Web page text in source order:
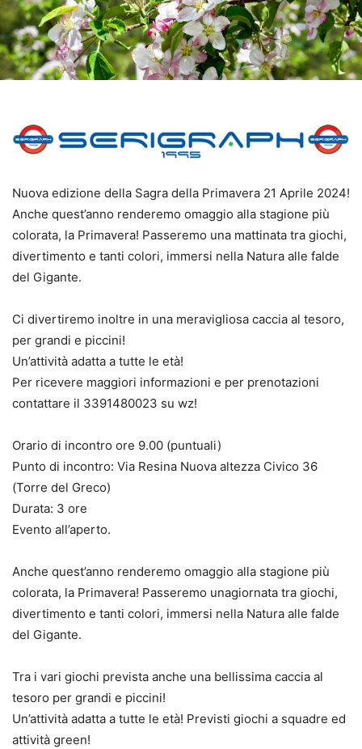
Nuova edizione della Sagra della Primavera 21 Aprile 2024!
Anche quest’anno renderemo omaggio alla stagione più
colorata, la Primavera! Passeremo una mattinata tra giochi,
divertimento e tanti colori, immersi nella Natura alle falde
del Gigante.
Ci divertiremo inoltre in una meravigliosa caccia al tesoro,
per grandi e piccini!
Un’attività adatta a tutte le età!
Per ricevere maggiori informazioni e per prenotazioni
contattare il 3391480023 su wz!
Orario di incontro ore 9.00 (puntuali)
Punto di incontro: Via Resina Nuova altezza Civico 36
(Torre del Greco)
Durata: 3 ore
Evento all’aperto.
Anche quest’anno renderemo omaggio alla stagione più
colorata, la Primavera! Passeremo unagiornata tra giochi,
divertimento e tanti colori, immersi nella Natura alle falde
del Gigante.
Tra i vari giochi prevista anche una bellissima caccia al
tesoro per grandi e piccini!
Un’attività adatta a tutte le età! Previsti giochi a squadre ed
attività green!